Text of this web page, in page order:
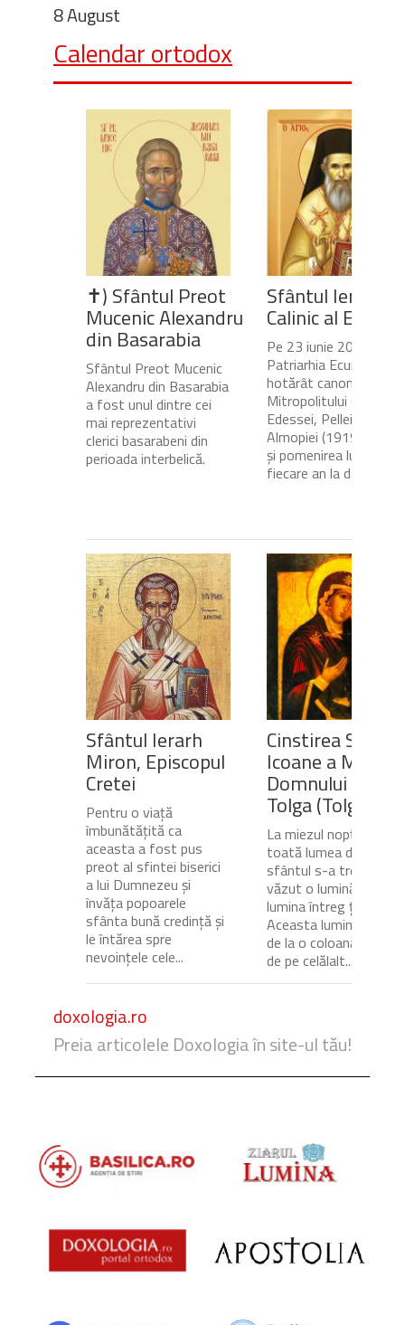
8 August
Calendar ortodox
✝) Sfântul Preot
Mucenic Alexandru
din Basarabia
Sfântul Preot Mucenic
Alexandru din Basarabia
a fost unul dintre cei
mai reprezentativi
clerici basarabeni din
perioada interbelică.
Sfântul Ierarh
Calinic al
Pe 23 iunie 2020,
Patriarhia Ecumenică a
hotărât canonizarea
Mitropolitului Calinic al
Edessei, Pellei și
Almopiei (1919-1984)
și pomenirea lui în
fiecare an la data de...
Sfântul Ierarh
Miron, Episcopul
Cretei
Pentru o viață
îmbunătățită ca
aceasta a fost pus
preot al sfintei biserici
a lui Dumnezeu și
învăța popoarele
sfânta bună credință și
le întărea spre
nevoințele cele...
Cinstirea Sfintei
Icoane a Maicii
Domnului de pe
Tolga (Tolgska)
La miezul nopții, când
toată lumea dormea,
sfântul s-a trezit și a
văzut o lumină care
lumina întreg ținutul.
Aceasta lumină venea
de la o coloană de foc
de pe celălalt...
doxologia.ro
Preia articolele Doxologia în site-ul tău!